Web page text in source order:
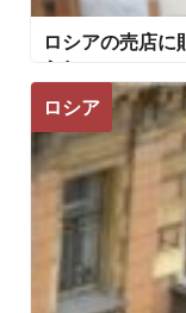
ロシアの売店に
らしい
ロシア